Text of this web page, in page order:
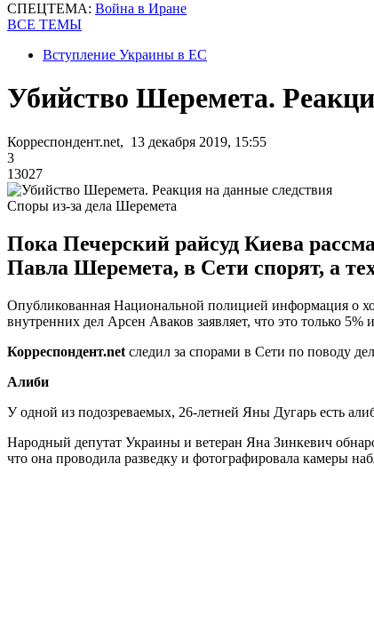
СПЕЦТЕМА: Война в Иране
ВСЕ ТЕМЫ
Вступление Украины в ЕС
Убийство Шеремета.
Корреспондент.net, 13 декабря 2019, 15:55
3
13027
Споры из-за дела Шеремета
Пока Печерский райсуд Киева
Павла Шеремета, в Сети спорят, а
Опубликованная Национальной полицией информация о
внутренних дел Арсен Аваков заявляет, что это только
Корреспондент.net следил за спорами в Сети по поводу
Алиби
У одной из подозреваемых, 26-летней Яны Дугарь есть
Народный депутат Украины и ветеран Яна Зинкевич
что она проводила разведку и фотографировала камеры